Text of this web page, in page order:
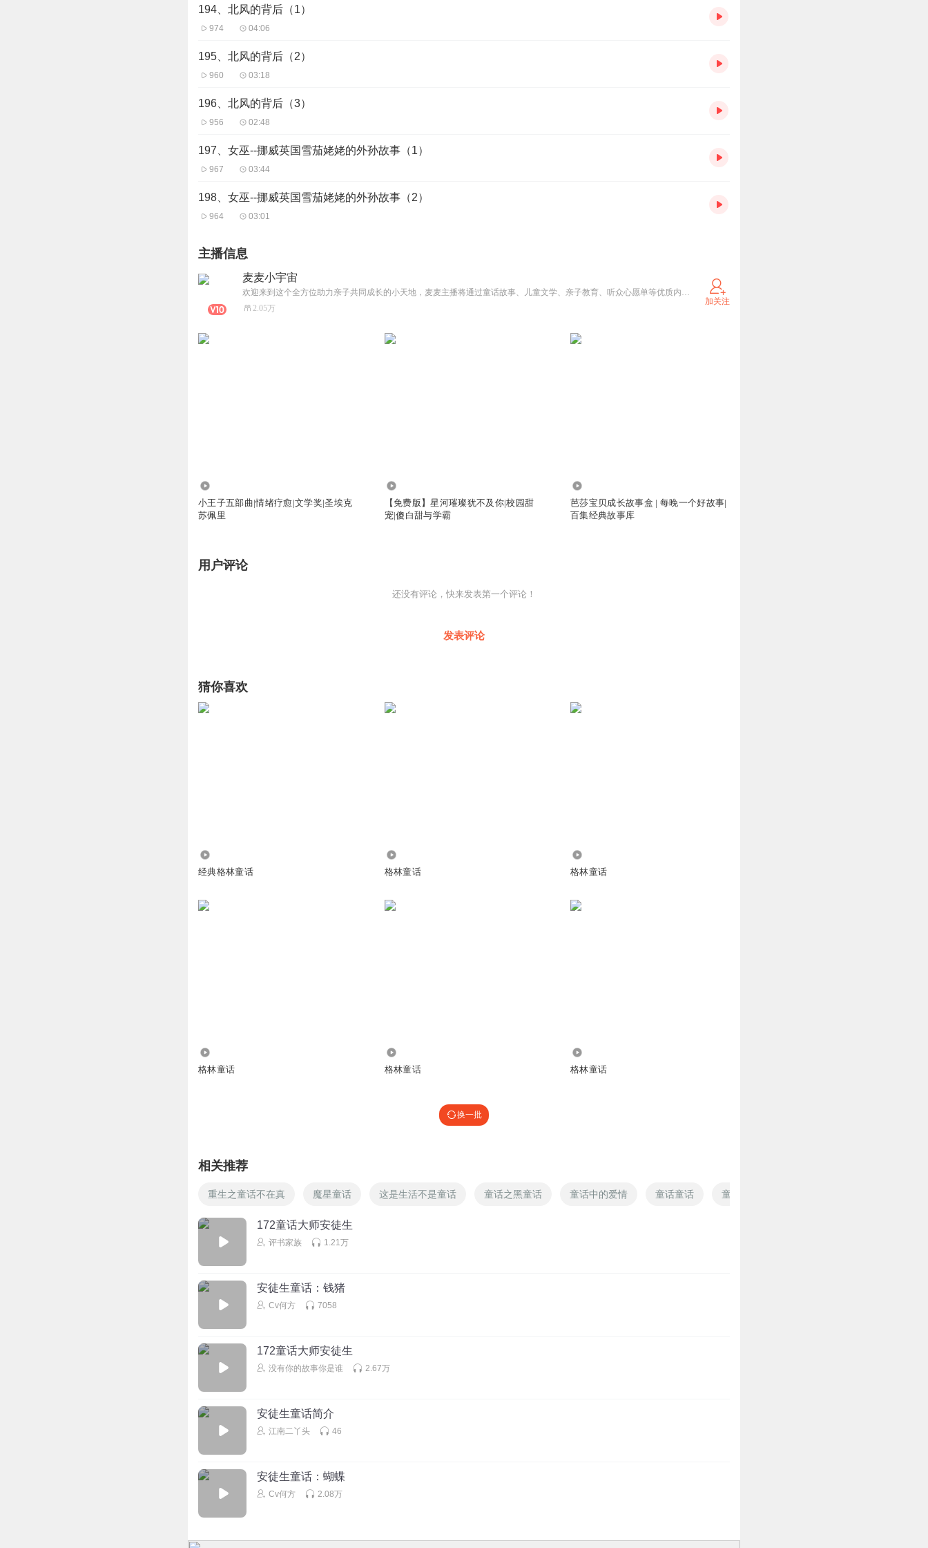
194、北风的背后（1）
974 04:06
195、北风的背后（2）
960 03:18
196、北风的背后（3）
956 02:48
197、女巫--挪威英国雪茄姥姥的外孙故事（1）
967 03:44
198、女巫--挪威英国雪茄姥姥的外孙故事（2）
964 03:01
主播信息
麦麦小宇宙
欢迎来到这个全方位助力亲子共同成长的小天地，麦麦主播将通过童话故事、儿童文学、亲子教育、听众心愿单等优质内容助力孩子和家长共成长！让我们在共同聆听、共同学习的过程中实现高质量的“陪伴”，增进亲子感情、共度美好的时光！
2.05万
加关注
小王子五部曲|情绪疗愈|文学奖|圣埃克
苏佩里
【免费版】星河璀璨犹不及你|校园甜
宠|傻白甜与学霸
芭莎宝贝成长故事盒 | 每晚一个好故事|
百集经典故事库
用户评论
还没有评论，快来发表第一个评论！
发表评论
猜你喜欢
经典格林童话 格林童话 格林童话
格林童话 格林童话 格林童话
换一批
相关推荐
重生之童话不在真 魔星童话 这是生活不是童话 童话之黑童话 童话中的爱情 童话童话 童话异世界
172童话大师安徒生
评书家族 1.21万
安徒生童话：钱猪
Cv何方 7058
172童话大师安徒生
没有你的故事你是谁 2.67万
安徒生童话简介
江南二丫头 46
安徒生童话：蝴蝶
Cv何方 2.08万